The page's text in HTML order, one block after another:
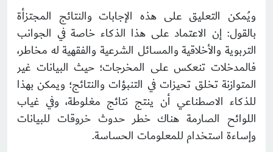
ويُمكن التعليق على هذه الإجابات والنتائج المجتزأة
بالقول: إن الاعتماد على هذا الذكاء خاصة في الجوانب
التربوية والأخلاقية والمسائل الشرعية والفقهية له مخاطر،
فالمدخلات تنعكس على المخرجات؛ حيث البيانات غير
المتوازنة تخلق تحيزات في التنبؤات والنتائج؛ ويمكن بهذا
للذكاء الاصطناعي أن ينتج نتائج مغلوطة، وفي غياب
اللوائح الصارمة هناك خطر حدوث خروقات للبيانات
وإساءة استخدام للمعلومات الحساسة.